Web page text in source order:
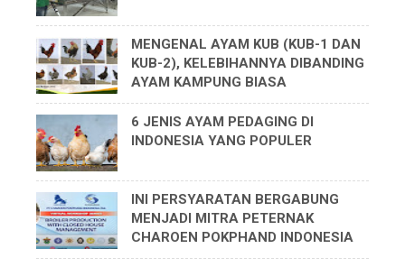
MENGENAL AYAM KUB (KUB-1 DAN
KUB-2), KELEBIHANNYA DIBANDING
AYAM KAMPUNG BIASA
6 JENIS AYAM PEDAGING DI
INDONESIA YANG POPULER
INI PERSYARATAN BERGABUNG
MENJADI MITRA PETERNAK
CHAROEN POKPHAND INDONESIA